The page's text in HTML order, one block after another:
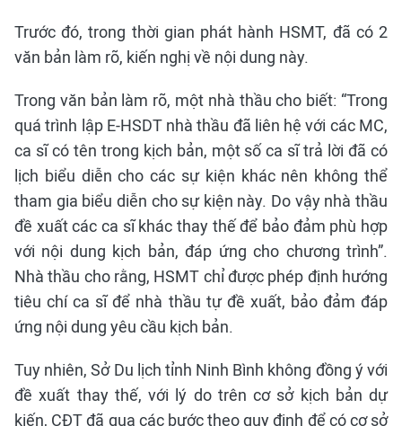
Trước đó, trong thời gian phát hành HSMT, đã có 2
văn bản làm rõ, kiến nghị về nội dung này.
Trong văn bản làm rõ, một nhà thầu cho biết: “Trong
quá trình lập E-HSDT nhà thầu đã liên hệ với các MC,
ca sĩ có tên trong kịch bản, một số ca sĩ trả lời đã có
lịch biểu diễn cho các sự kiện khác nên không thể
tham gia biểu diễn cho sự kiện này. Do vậy nhà thầu
đề xuất các ca sĩ khác thay thế để bảo đảm phù hợp
với nội dung kịch bản, đáp ứng cho chương trình”.
Nhà thầu cho rằng, HSMT chỉ được phép định hướng
tiêu chí ca sĩ để nhà thầu tự đề xuất, bảo đảm đáp
ứng nội dung yêu cầu kịch bản.
Tuy nhiên, Sở Du lịch tỉnh Ninh Bình không đồng ý với
đề xuất thay thế, với lý do trên cơ sở kịch bản dự
kiến, CĐT đã qua các bước theo quy định để có cơ sở